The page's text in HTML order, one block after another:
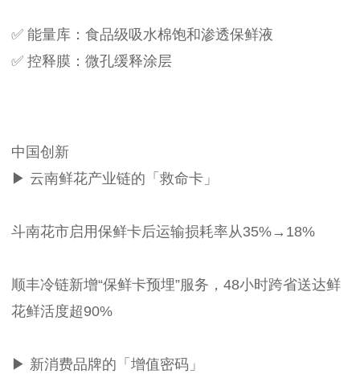
✅ 能量库：食品级吸水棉饱和渗透保鲜液
✅ 控释膜：微孔缓释涂层
中国创新
▶ 云南鲜花产业链的「救命卡」
斗南花市启用保鲜卡后运输损耗率从35%→18%
顺丰冷链新增“保鲜卡预埋”服务，48小时跨省送达鲜
花鲜活度超90%
▶ 新消费品牌的「增值密码」